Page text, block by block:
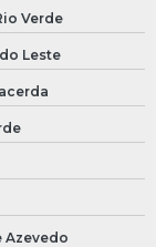
Verde
Leste
Azevedo